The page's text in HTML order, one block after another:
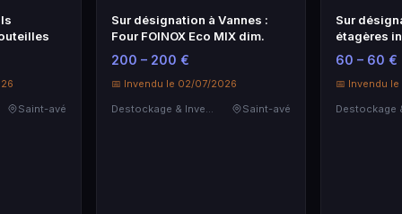
Saint-avé
Sur désignation à Vannes :
Four FOINOX Eco MIX dim.
200 – 200 €
📅 Invendu le 02/07/2026
Saint-avé
Sur
étagères
60 – 60 €
📅 Invendu